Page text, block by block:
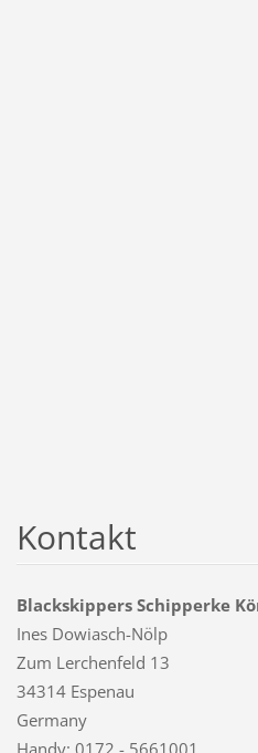
Kontakt
Blackskippers Schipperke
Ines Dowiasch-Nölp
Zum Lerchenfeld 13
34314 Espenau
Germany
Handy: 0172 - 5661001